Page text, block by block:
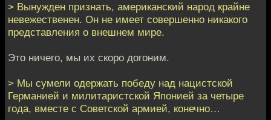
> Вынужден признать, американский народ крайне
невежественен. Он не имеет совершенно никакого
представления о внешнем мире.
Это ничего, мы их скоро догоним.
> Мы сумели одержать победу над нацистской
Германией и милитаристской Японией за четыре
года, вместе с Советской армией, конечно…